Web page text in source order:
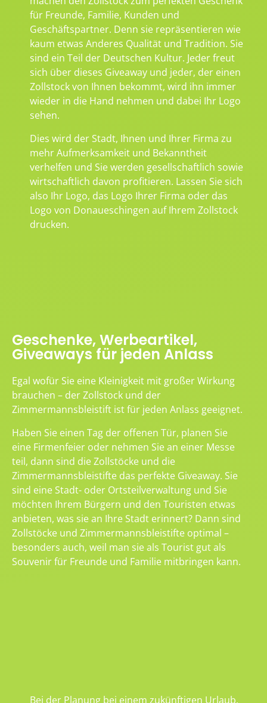
für Freunde, Familie, Kunden und
Geschäftspartner. Denn sie repräsentieren wie
kaum etwas Anderes Qualität und Tradition. Sie
sind ein Teil der Deutschen Kultur. Jeder freut
sich über dieses Giveaway und jeder, der einen
Zollstock von Ihnen bekommt, wird ihn immer
wieder in die Hand nehmen und dabei Ihr Logo
sehen.
Dies wird der Stadt, Ihnen und Ihrer Firma zu
mehr Aufmerksamkeit und Bekanntheit
verhelfen und Sie werden gesellschaftlich sowie
wirtschaftlich davon profitieren. Lassen Sie sich
also Ihr Logo, das Logo Ihrer Firma oder das
Logo von Donaueschingen auf Ihrem Zollstock
drucken.
Geschenke, Werbeartikel,
Giveaways für jeden Anlass
Egal wofür Sie eine Kleinigkeit mit großer Wirkung
brauchen – der Zollstock und der
Zimmermannsbleistift ist für jeden Anlass geeignet.
Haben Sie einen Tag der offenen Tür, planen Sie
eine Firmenfeier oder nehmen Sie an einer Messe
teil, dann sind die Zollstöcke und die
Zimmermannsbleistifte das perfekte Giveaway. Sie
sind eine Stadt- oder Ortsteilverwaltung und Sie
möchten Ihrem Bürgern und den Touristen etwas
anbieten, was sie an Ihre Stadt erinnert? Dann sind
Zollstöcke und Zimmermannsbleistifte optimal –
besonders auch, weil man sie als Tourist gut als
Souvenir für Freunde und Familie mitbringen kann.
Bei der Planung bei einem zukünftigen Urlaub,